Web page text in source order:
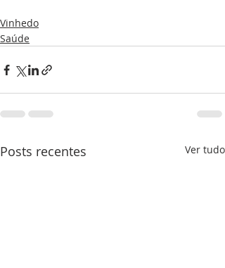
Vinhedo
Saúde
Posts recentes Ver tudo